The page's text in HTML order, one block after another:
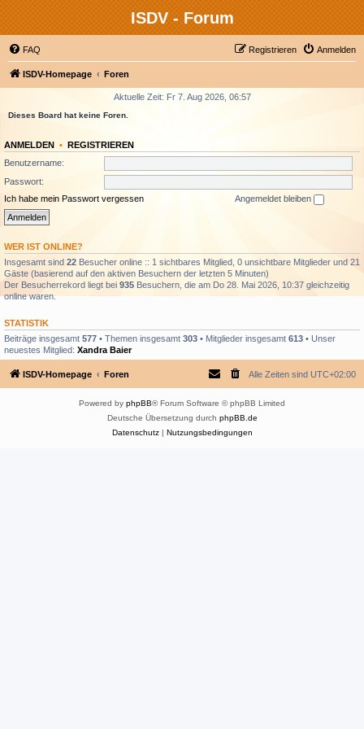
ISDV - Forum
FAQ Anmelden
Registrieren
ISDV-Homepage Foren
Aktuelle Zeit: Fr 7. Aug 2026, 06:57
Dieses Board hat keine Foren.
ANMELDEN • REGISTRIEREN
Benutzername:
Passwort:
Ich habe mein Passwort vergessen
Angemeldet bleiben
WER IST ONLINE?
Insgesamt sind 22 Besucher online :: 1 sichtbares Mitglied, 0 unsichtbare Mitglieder und 21
Gäste (basierend auf den aktiven Besuchern der letzten 5 Minuten)
Der Besucherrekord liegt bei 935 Besuchern, die am Do 28. Mai 2026, 10:37 gleichzeitig
online waren.
STATISTIK
Beiträge insgesamt 577 • Themen insgesamt 303 • Mitglieder insgesamt 613 • Unser
neuestes Mitglied: Xandra Baier
ISDV-Homepage Foren Alle Zeiten sind UTC+02:00
Powered by phpBB® Forum Software © phpBB Limited
Deutsche Übersetzung durch phpBB.de
Datenschutz| Nutzungsbedingungen